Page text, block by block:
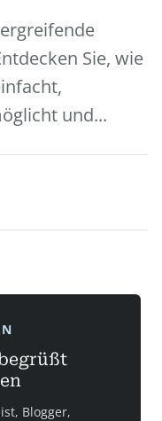
Sie, wie
und...
Blogger,